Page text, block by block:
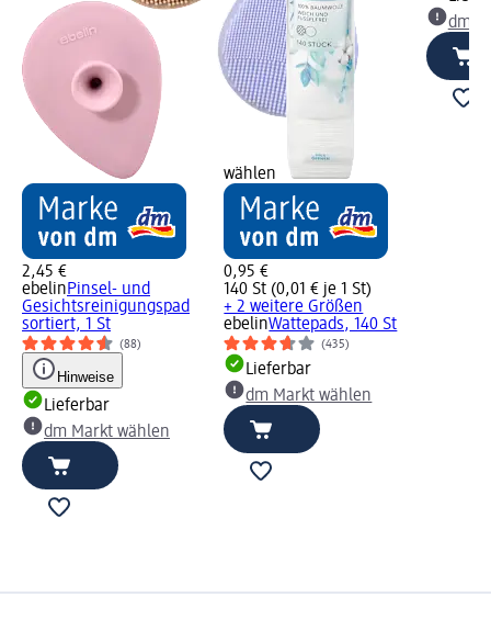
2,45 €
ebelinPinsel- und
Gesichtsreinigungspad
sortiert, 1 St
(88)
Hinweise
Lieferbar
dm Markt wählen
wählen
0,95 €
140 St (0,01 € je 1 St)
+ 2 weitere Größen
ebelinWattepads, 140 St
(435)
Lieferbar
dm Markt wählen
dm